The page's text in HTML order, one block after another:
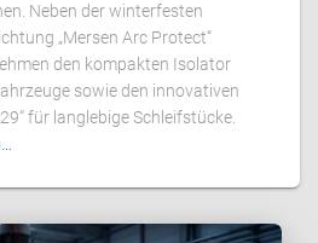
Neben der winterfesten
„Mersen Arc Protect“
den kompakten Isolator
sowie den innovativen
für langlebige Schleifstücke.